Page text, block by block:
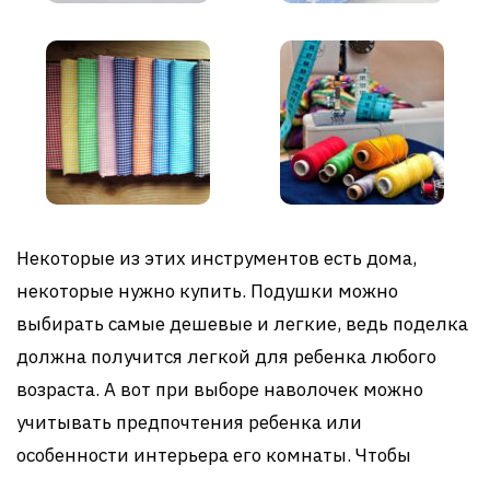
Некоторые из этих инструментов есть дома,
некоторые нужно купить. Подушки можно
выбирать самые дешевые и легкие, ведь поделка
должна получится легкой для ребенка любого
возраста. А вот при выборе наволочек можно
учитывать предпочтения ребенка или
особенности интерьера его комнаты. Чтобы